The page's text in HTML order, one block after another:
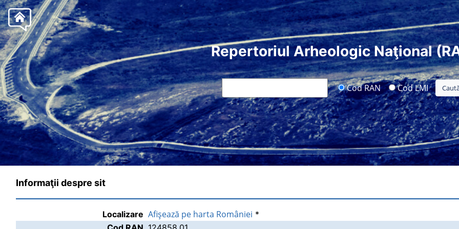
Repertoriul Arheologic Naţional
Cod RAN Cod LMI
Informaţii despre sit
Localizare Afişează pe harta României *